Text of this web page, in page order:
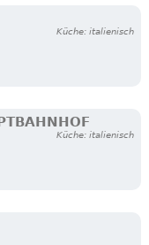
Küche: italienisch
Küche: italienisch